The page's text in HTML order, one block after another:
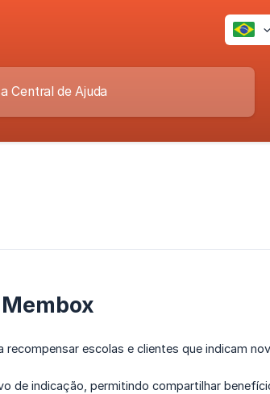
escolas e clientes que indicam
de indicação, permitindo compartilhar